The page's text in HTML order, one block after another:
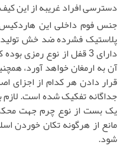
دسترسی افراد غریبه از این
جنس فوم داخلی این هاردکیس
پلاستیک فشرده ضد خش
دارای 3 قفل از نوع
آن به ارمغان خواهد آورد،
قرار دادن هر کدام از اجزای
جداگانه تفکیک شده است.
یک بست از نوع چرم جهت
مانع از هرگونه تکان خوردن
شود.